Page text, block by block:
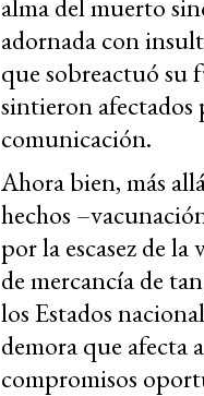
alma del muerto
adornada con
que sobreactuó su
sintieron afectados
comunicación.
Ahora bien, más
hechos
por la escasez de
de mercancía de
los Estados
demora que afecta
compromisos